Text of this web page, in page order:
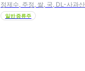
정제수, 주정, 쌀, 국, DL-사과
일반증류주